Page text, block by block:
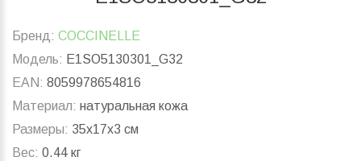
Бренд: COCCINELLE
Модель: E1SO5130301_G32
EAN: 8059978654816
Материал: натуральная кожа
Размеры: 35x17x3 см
Вес: 0.44 кг